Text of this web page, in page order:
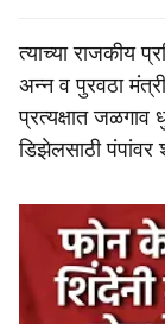
त्याच्या राजकीय
अन्न व पुरवठा
प्रत्यक्षात
डिझेलसाठी